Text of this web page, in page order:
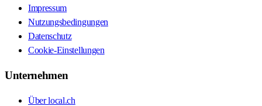
Impressum
Nutzungsbedingungen
Datenschutz
Cookie-Einstellungen
Unternehmen
Über local.ch